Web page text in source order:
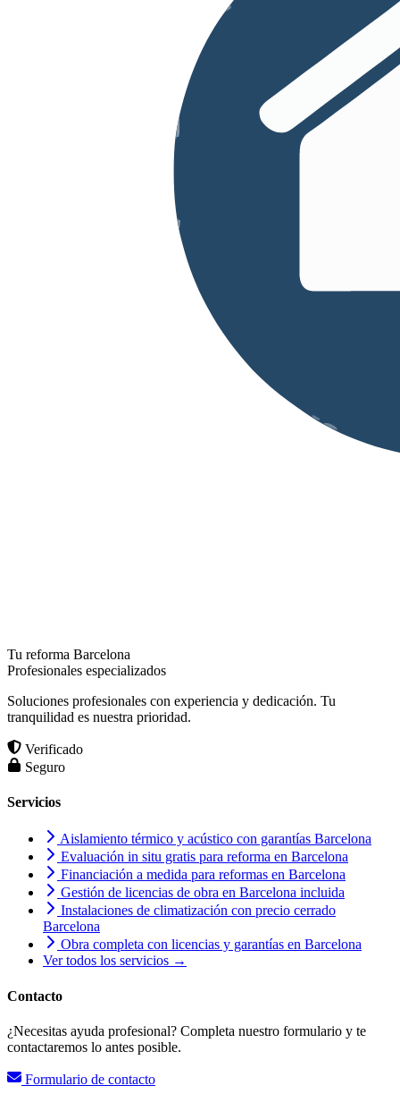
Tu reforma Barcelona
Profesionales especializados
Soluciones profesionales con experiencia y dedicación. Tu
tranquilidad es nuestra prioridad.
Verificado
Seguro
Servicios
Aislamiento térmico y acústico con garantías Barcelona
Evaluación in situ gratis para reforma en Barcelona
Financiación a medida para reformas en Barcelona
Gestión de licencias de obra en Barcelona incluida
Instalaciones de climatización con precio cerrado
Barcelona
Obra completa con licencias y garantías en Barcelona
Ver todos los servicios →
Contacto
¿Necesitas ayuda profesional? Completa nuestro formulario y te
contactaremos lo antes posible.
Formulario de contacto